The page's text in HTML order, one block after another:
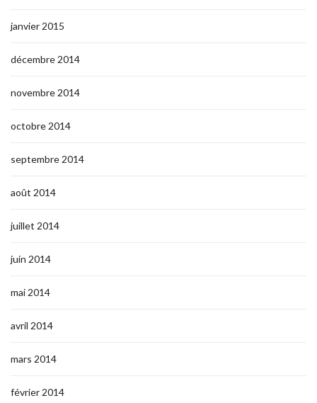
janvier 2015
décembre 2014
novembre 2014
octobre 2014
septembre 2014
août 2014
juillet 2014
juin 2014
mai 2014
avril 2014
mars 2014
février 2014